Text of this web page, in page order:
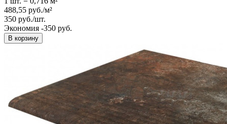
488,55 руб./м²
350 руб./шт.
Экономия -350 руб.
В корзину